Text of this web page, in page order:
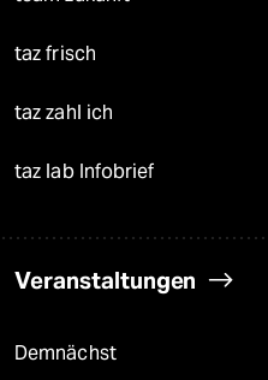
taz frisch
taz zahl ich
taz lab Infobrief
Veranstaltungen
Demnächst